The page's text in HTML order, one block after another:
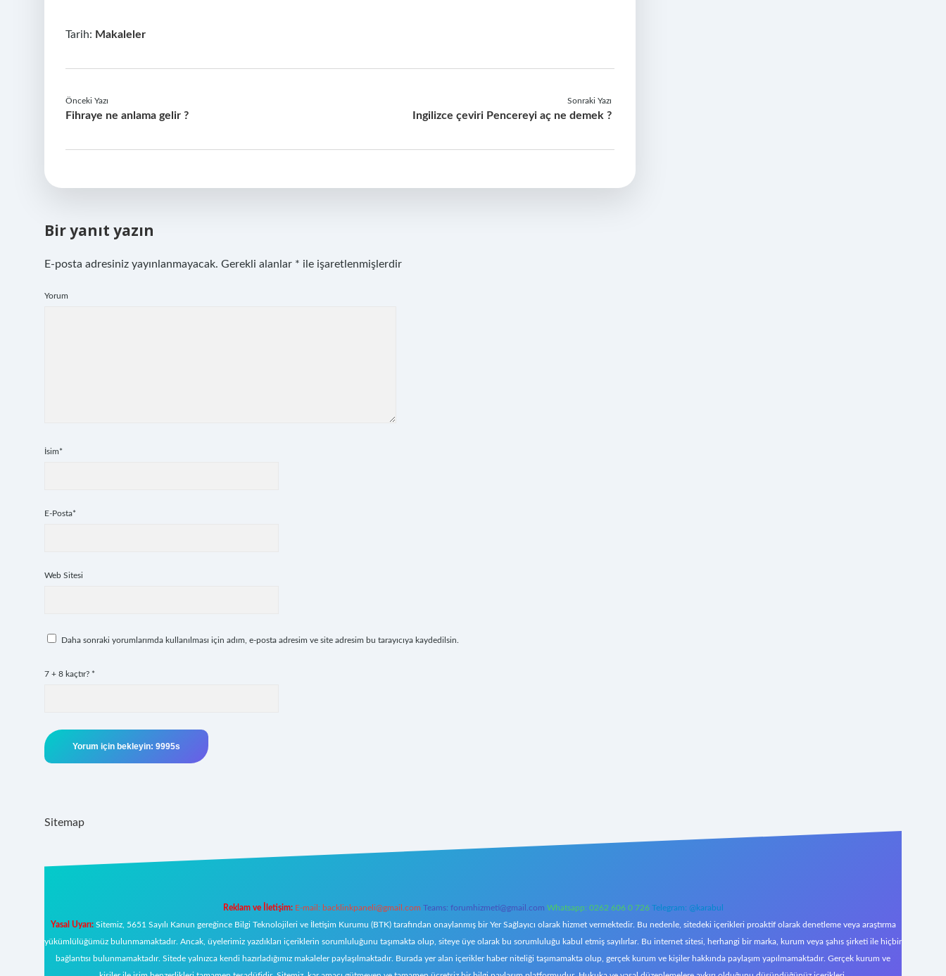
Tarih: Makaleler
Önceki Yazı
Fihraye ne anlama gelir ?
Sonraki Yazı
Ingilizce çeviri Pencereyi aç ne demek ?
Bir yanıt yazın
E-posta adresiniz yayınlanmayacak. Gerekli alanlar * ile işaretlenmişlerdir
Yorum
İsim*
E-Posta*
Web Sitesi
Daha sonraki yorumlarımda kullanılması için adım, e-posta adresim ve site adresim bu tarayıcıya kaydedilsin.
7 + 8 kaçtır? *
Sitemap
Reklam ve İletişim: E-mail: backlinkpaneli@gmail.com Teams: forumhizmeti@gmail.com Whatsapp: 0262 606 0 726 Telegram: @karabul
Yasal Uyarı:Sitemiz, 5651 Sayılı Kanun gereğince Bilgi Teknolojileri ve İletişim Kurumu (BTK) tarafından onaylanmış bir Yer Sağlayıcı olarak hizmet vermektedir. Bu nedenle, sitedeki içerikleri proaktif olarak denetleme veya araştırma
yükümlülüğümüz bulunmamaktadır. Ancak, üyelerimiz yazdıkları içeriklerin sorumluluğunu taşımakta olup, siteye üye olarak bu sorumluluğu kabul etmiş sayılırlar. Bu internet sitesi, herhangi bir marka, kurum veya şahıs şirketi ile hiçbir
bağlantısı bulunmamaktadır. Sitede yalnızca kendi hazırladığımız makaleler paylaşılmaktadır. Burada yer alan içerikler haber niteliği taşımamakta olup, gerçek kurum ve kişiler hakkında paylaşım yapılmamaktadır. Gerçek kurum ve